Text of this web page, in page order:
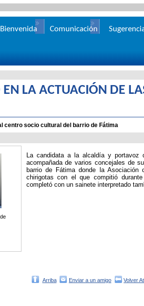
LA ACTUACIÓN DE
centro socio cultural del barrio de Fátima
La candidata a la alcaldía y portavoz
acompañada de varios concejales de
barrio de Fátima donde la
chirigotas con el que compitió
completó con un sainete interpretado
Arriba Enviar a un amigo Volver
Bienvenida Comunicación